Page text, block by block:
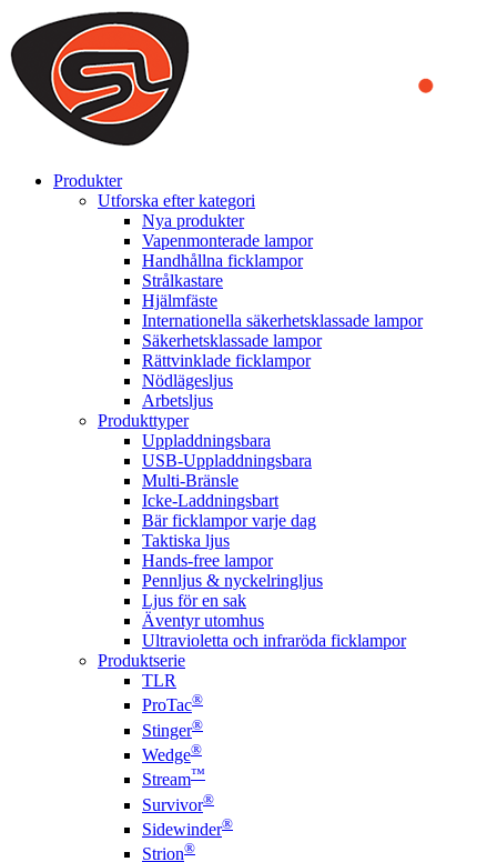
We use cookies to ensure that we provide you the best experience
on our website. By continuing to browse this website, you accept
that cookies are used to help us analyze how the website is used and
to offer you a better experience. To learn more or to find out how
you can disable cookies, you can access our
Produkter
Utforska efter kategori
Nya produkter
Vapenmonterade lampor
Handhållna ficklampor
Strålkastare
Hjälmfäste
Internationella säkerhetsklassade lampor
Säkerhetsklassade lampor
Rättvinklade ficklampor
Nödlägesljus
Arbetsljus
Produkttyper
Uppladdningsbara
USB-Uppladdningsbara
Multi-Bränsle
Icke-Laddningsbart
Bär ficklampor varje dag
Taktiska ljus
Hands-free lampor
Pennljus & nyckelringljus
Ljus för en sak
Äventyr utomhus
Ultravioletta och infraröda ficklampor
Produktserie
TLR
ProTac®
Stinger®
Wedge®
Stream™
Survivor®
Sidewinder®
Strion®